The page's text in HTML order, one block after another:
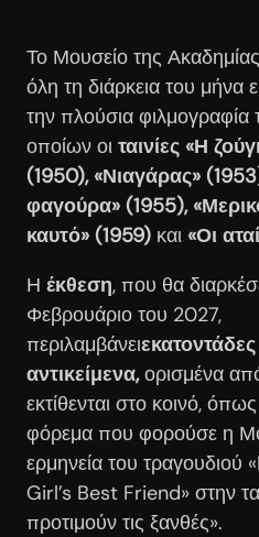
Το Μουσείο της
όλη τη διάρκεια του μήνα
την πλούσια φιλμογραφία
οποίων οι ταινίες «Η
(1950), «Νιαγάρας»
φαγούρα» (1955),
καυτό» (1959) και «Οι
Η έκθεση, που θα
Φεβρουάριο του 2027,
περιλαμβάνει
αντικείμενα,ορισμένα
εκτίθενται στο κοινό,
φόρεμα που φορούσε η
ερμηνεία του
Girl’s Best Friend» στην
προτιμούν τις ξανθές».